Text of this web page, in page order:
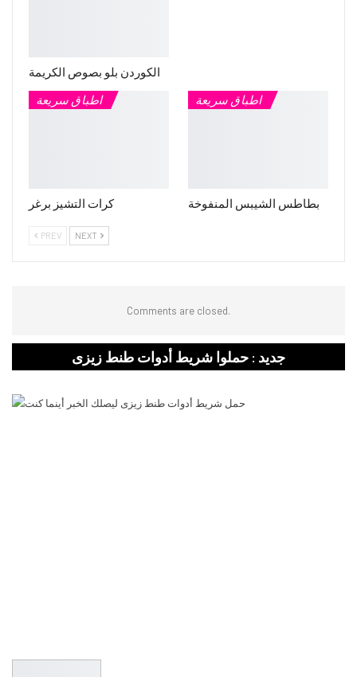
الكوردن بلو بصوص الكريمة
اطباق سريعة
كرات التشيز برغر
اطباق سريعة
بطاطس الشيبس المنفوخة
PREV NEXT
Comments are closed.
جديد : حملوا شريط أدوات طنط زيزى